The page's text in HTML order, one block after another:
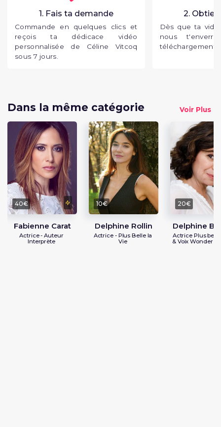
1. Fais ta demande
Commande en quelques clics et
reçois ta dédicace vidéo
personnalisée de Céline Vitcoq
sous 7 jours.
2.
Dès que ta
nous
téléchargement
Dans la même catégorie Voir Plus
40€
Fabienne Carat
Actrice - Auteur
Interprète
10€
Delphine Rollin
Actrice - Plus Belle la
Vie
20€
Delphine
Actrice Plus
& Voix Wonder